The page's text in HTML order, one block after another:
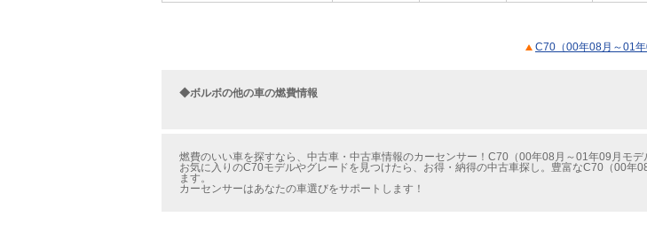
C70（00年08月～01
◆ボルボの他の車の燃費情報
燃費のいい車を探すなら、中古車・中古車情報のカーセンサー！C70（00年08月～01年09月モデ
お気に入りのC70モデルやグレードを見つけたら、お得・納得の中古車探し。豊富なC70（00
ます。
カーセンサーはあなたの車選びをサポートします！